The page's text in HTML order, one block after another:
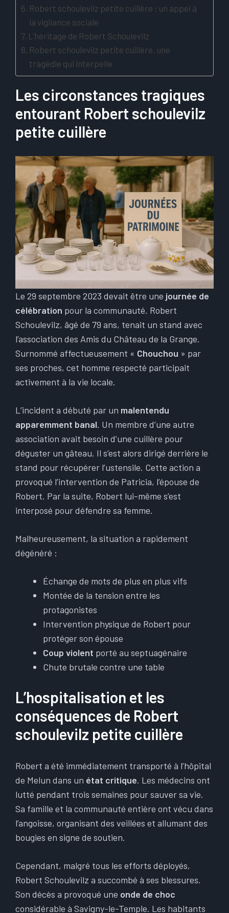
Robert schoulevilz petite cuillère : un appel à
la vigilance sociale
L’héritage de Robert Schoulevilz
Robert schoulevilz petite cuillère, une
tragédie qui interpelle
Les circonstances tragiques
entourant Robert schoulevilz
petite cuillère
Le 29 septembre 2023 devait être une journée de
célébration pour la communauté. Robert
Schoulevilz, âgé de 79 ans, tenait un stand avec
l’association des Amis du Château de la Grange.
Surnommé affectueusement « Chouchou » par
ses proches, cet homme respecté participait
activement à la vie locale.
L’incident a débuté par un malentendu
apparemment banal. Un membre d’une autre
association avait besoin d’une cuillère pour
déguster un gâteau. Il s’est alors dirigé derrière le
stand pour récupérer l’ustensile. Cette action a
provoqué l’intervention de Patricia, l’épouse de
Robert. Par la suite, Robert lui-même s’est
interposé pour défendre sa femme.
Malheureusement, la situation a rapidement
dégénéré :
Échange de mots de plus en plus vifs
Montée de la tension entre les
protagonistes
Intervention physique de Robert pour
protéger son épouse
Coup violent porté au septuagénaire
Chute brutale contre une table
L’hospitalisation et les
conséquences de Robert
schoulevilz petite cuillère
Robert a été immédiatement transporté à l’hôpital
de Melun dans un état critique. Les médecins ont
lutté pendant trois semaines pour sauver sa vie.
Sa famille et la communauté entière ont vécu dans
l’angoisse, organisant des veillées et allumant des
bougies en signe de soutien.
Cependant, malgré tous les efforts déployés,
Robert Schoulevilz a succombé à ses blessures.
Son décès a provoqué une onde de choc
considérable à Savigny-le-Temple. Les habitants